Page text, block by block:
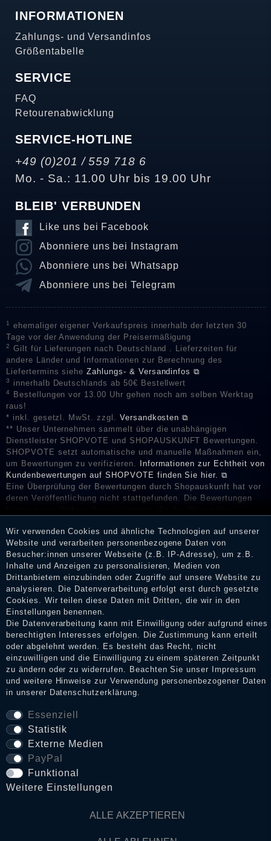
INFORMATIONEN
Zahlungs- und Versandinfos
Größentabelle
SERVICE
FAQ
Retourenabwicklung
SERVICE-HOTLINE
+49 (0)201 / 559 718 6
Mo. - Sa.: 11.00 Uhr bis 19.00 Uhr
BLEIB' VERBUNDEN
Like uns bei Facebook
Abonniere uns bei Instagram
Abonniere uns bei Whatsapp
Abonniere uns bei Telegram
1
ehemaliger eigener Verkaufspreis innerhalb der letzten 30
Tage vor der Anwendung der Preisermäßigung
2
Gilt für Lieferungen nach Deutschland . Lieferzeiten für
andere Länder und Informationen zur Berechnung des
Liefertermins sieheZahlungs- & Versandinfos ⧉
3 innerhalb Deutschlands ab 50€ Bestellwert
4
Bestellungen vor 13.00 Uhr gehen noch am selben Werktag
raus!
* inkl. gesetzl. MwSt. zzgl. Versandkosten ⧉
** Unser Unternehmen sammelt über die unabhängigen
Dienstleister SHOPVOTE und SHOPAUSKUNFT Bewertungen.
SHOPVOTE setzt automatische und manuelle Maßnahmen ein,
um Bewertungen zu verifizieren.
Informationen zur Echtheit von
Kundenbewertungen auf SHOPVOTE finden Sie hier. ⧉
Eine Überprüfung der Bewertungen durch Shopauskunft hat vor
deren Veröffentlichung nicht stattgefunden. Die Bewertungen
Erhalt einer Benachrichtigungs-E-Mail können Händler die
Bewertungen verifizieren und über die erfolgte Verifizierung im
Shop informieren.
Impressum
Daten­schutz­erklärung
AGB
Widerrufs­recht
VERTRAG WIDERRUFEN
Wir verwenden Cookies und ähnliche Technologien auf unserer
Website und verarbeiten personenbezogene Daten von
Besucher:innen unserer Webseite (z.B. IP-Adresse), um z.B.
Inhalte und Anzeigen zu personalisieren, Medien von
Drittanbietern einzubinden oder Zugriffe auf unsere Website zu
analysieren. Die Datenverarbeitung erfolgt erst durch gesetzte
Cookies. Wir teilen diese Daten mit Dritten, die wir in den
Einstellungen benennen.
Die Datenverarbeitung kann mit Einwilligung oder aufgrund eines
berechtigten Interesses erfolgen. Die Zustimmung kann erteilt
oder abgelehnt werden. Es besteht das Recht, nicht
einzuwilligen und die Einwilligung zu einem späteren Zeitpunkt
zu ändern oder zu widerrufen. Beachten Sie unser
Impressum
und weitere Hinweise zur Verwendung personenbezogener Daten
in unserer Daten­schutz­erklärung.
Essenziell
Statistik
Externe Medien
PayPal
Funktional
Weitere Einstellungen
ALLE AKZEPTIEREN